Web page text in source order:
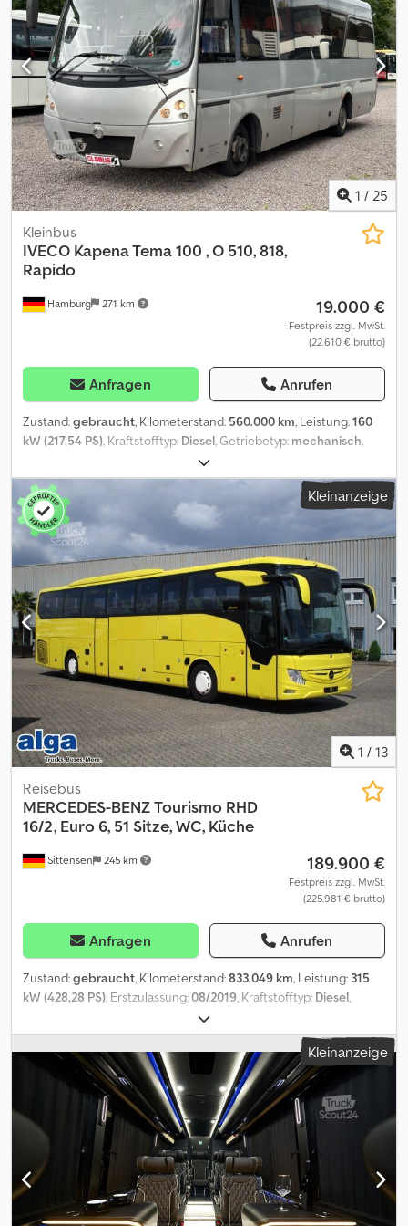
Tpopfx Akcek * 42 - Sitze + 2 Klappsitze + Fahrerplatz - ges.: 45-
Sitze * 28 - Stehplätze * Doppelverglasung * KIWA-Stellplatz *
Rollstuhl-Stellplatz * Rollstuhl-Lift * Matrixanzeige - Front / Seite /
Heck * Ski-Koffer-Kloben * AHK - Anhängerkupplung * usw. *
ehemaliges schweizer Fahrzeug * Fahrzeug ggf. im Einsatz ->
dann weicht der Kilometerstand und Zustand ab * Alle Angaben
ohne Gewähr * Den Zwischenverkauf behalten wir uns vor * Wir
verweisen auf unsere AGB
1 / 25
Hamburg 271 km
Kleinbus
IVECO Kapena Tema 100 , O 510, 818,
Rapido
19.000 €
Festpreis zzgl. MwSt.
(22.610 € brutto)
Anfragen Anrufen
Zustand:gebraucht, Kilometerstand: 560.000 km, Leistung:160
kW (217,54 PS) , Kraftstofftyp: Diesel , Getriebetyp: mechanisch
, Emissionsklasse:
Bremsen:Retarder, Anzahl der Sitzplätze:32, Baujahr:2012,
Ausstattung:
ABS, Elektronisches Stabilitätsprogramm (ESP),
Klimaanlage, Standheizung , Iveco Kapena Tema 100, 1. Hand,
Deutsches-Fahrzeug , 32Sitze/ 4 Rollstuhlplätze, Schaltung,
Klimaanlage, Euro 5, Elekt.Tür, Behinderten gerecht (Lift)
Tauschen und Inzahlungnahme möglich. Wulmstorfer Str. 70 DE-
21629 Neu Wulmstorf Netto: 19.000 ¤ vom Optischen und
Technischen Zustand überzeugen Sie sich selbst vor Ort. Wir
unterstützen Sie beim Export Originale Datenbestätigung zur
Länder-Homolagation, Lieferantenerklärung, Erstellung der
Ausfuhrpapiere, Zollkennzeichen wenn erforderlich -eine
Besichtigung und Probefahrt ist jederzeit, auch am Wochenende,
nach telefonischer Absprache möglich ! Inzahlungnahme und
Fahrzeugüberführung auf Anfrage Dcodpsv Hy Ngjfx Akcjk
Besuchen sie unsere Facebook seite. /
Kleinanzeige
1 / 13
Sittensen 245 km
Reisebus
MERCEDES-BENZTourismo RHD
16/2, Euro 6, 51 Sitze, WC, Küche
189.900 €
Festpreis zzgl. MwSt.
(225.981 € brutto)
Anfragen Anrufen
Zustand:gebraucht, Kilometerstand:833.049 km, Leistung: 315
kW (428,28 PS), Erstzulassung:08/2019, Kraftstofftyp: Diesel,
, Getriebetyp:
Prüfung (TÜV):08/2025, Emissionsklasse:Euro6, Farbe:Gelb,
Bremsen:Retarder, Ausstattung:ABS, Bordküche,
Elektronisches Stabilitätsprogramm (ESP), Klimaanlage,
Navigationssystem, Standheizung, Toilette, grüne
Umweltplakette, Euro VI Motor, Getriebetyp Automatik, ABS, ASR,
Hebe- u. Senkanlage, Zentralverriegelung, Retarder, Tempomat,
digitaler Tachograf, Klimaanlage, Zusatzheizung Webasto,
Lautsprecher, Mikrofon, 2x Kühlschrank, Stereoanlage mit Radio,
USB-Anschluss, CD-Player, DVD-Player, 2x Monitor, Mittel-Toilette,
Bordküche, Anzahl der Sitzplätze: 48 + 1 + 2, Schlafsitze rückwärts
Kleinanzeige